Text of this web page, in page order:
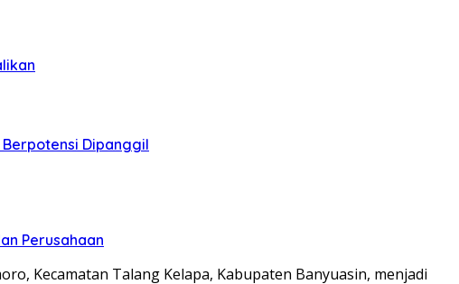
Dipanggil
Perusahaan
Kecamatan Talang Kelapa, Kabupaten Banyuasin, menjadi